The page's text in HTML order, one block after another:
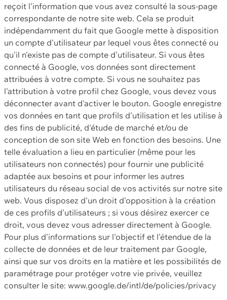
reçoit l'information que vous avez consulté la sous-page
correspondante de notre site web. Cela se produit
indépendamment du fait que Google mette à disposition
un compte d'utilisateur par lequel vous êtes connecté ou
qu'il n'existe pas de compte d'utilisateur. Si vous êtes
connecté à Google, vos données sont directement
attribuées à votre compte. Si vous ne souhaitez pas
l'attribution à votre profil chez Google, vous devez vous
déconnecter avant d'activer le bouton. Google enregistre
vos données en tant que profils d'utilisation et les utilise à
des fins de publicité, d'étude de marché et/ou de
conception de son site Web en fonction des besoins. Une
telle évaluation a lieu en particulier (même pour les
utilisateurs non connectés) pour fournir une publicité
adaptée aux besoins et pour informer les autres
utilisateurs du réseau social de vos activités sur notre site
web. Vous disposez d'un droit d'opposition à la création
de ces profils d'utilisateurs ; si vous désirez exercer ce
droit, vous devez vous adresser directement à Google.
Pour plus d'informations sur l'objectif et l'étendue de la
collecte de données et de leur traitement par Google,
ainsi que sur vos droits en la matière et les possibilités de
paramétrage pour protéger votre vie privée, veuillez
consulter le site: www.google.de/intl/de/policies/privacy